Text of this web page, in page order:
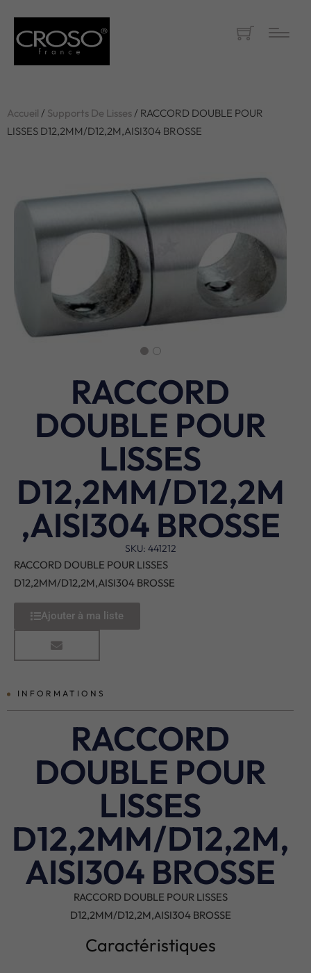
Accueil / Supports De Lisses/ RACCORD DOUBLE POUR
LISSES D12,2MM/D12,2M,AISI304 BROSSE
RACCORD
DOUBLE POUR
LISSES
D12,2MM/D12,2M
,AISI304 BROSSE
SKU: 441212
RACCORD DOUBLE POUR LISSES
D12,2MM/D12,2M,AISI304 BROSSE
Ajouter à ma liste
INFORMATIONS
RACCORD
DOUBLE POUR
LISSES
D12,2MM/D12,2M,
AISI304 BROSSE
RACCORD DOUBLE POUR LISSES
D12,2MM/D12,2M,AISI304 BROSSE
Caractéristiques